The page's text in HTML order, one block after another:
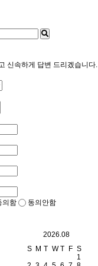
신속하게 답변 드리겠습니다.
의함
동의안함
2026.08
S M T W T F S
1